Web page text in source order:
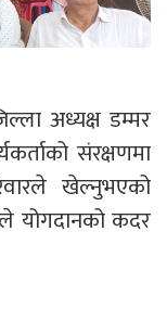
अध्यक्ष डम्मर
संरक्षणमा
खेल्नुभएको
योगदानको कदर